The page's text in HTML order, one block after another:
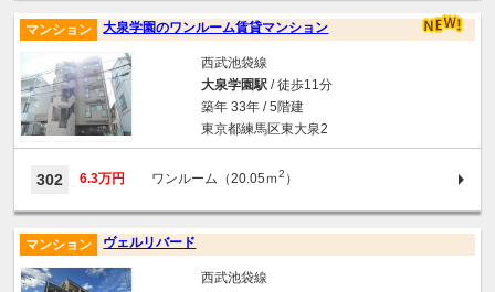
大泉学園のワンルーム賃貸マンション
マンション
西武池袋線
大泉学園駅/ 徒歩11分
築年 33年 / 5階建
東京都練馬区東大泉2
302 6.3万円 ワンルーム（20.05ｍ2 ）
ヴェルリバード
マンション
西武池袋線